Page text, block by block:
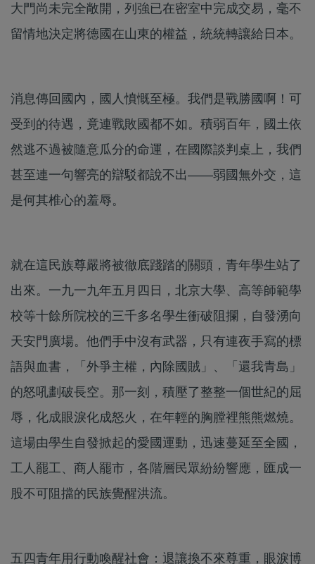
大門尚未完全敞開，列強已在密室中完成交易，毫不
留情地決定將德國在山東的權益，統統轉讓給日本。
消息傳回國內，國人憤慨至極。我們是戰勝國啊！可
受到的待遇，竟連戰敗國都不如。積弱百年，國土依
然逃不過被隨意瓜分的命運，在國際談判桌上，我們
甚至連一句響亮的辯駁都說不出——弱國無外交，這
是何其椎心的羞辱。
就在這民族尊嚴將被徹底踐踏的關頭，青年學生站了
出來。一九一九年五月四日，北京大學、高等師範學
校等十餘所院校的三千多名學生衝破阻攔，自發湧向
天安門廣場。他們手中沒有武器，只有連夜手寫的標
語與血書，「外爭主權，內除國賊」、「還我青島」
的怒吼劃破長空。那一刻，積壓了整整一個世紀的屈
辱，化成眼淚化成怒火，在年輕的胸膛裡熊熊燃燒。
這場由學生自發掀起的愛國運動，迅速蔓延至全國，
工人罷工、商人罷市，各階層民眾紛紛響應，匯成一
股不可阻擋的民族覺醒洪流。
五四青年用行動喚醒社會：退讓換不來尊重，眼淚博